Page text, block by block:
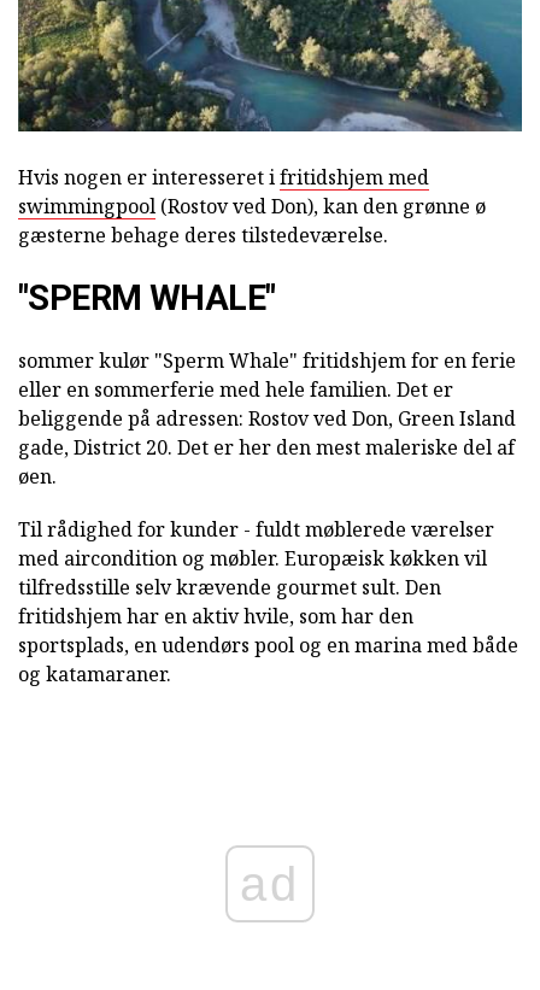
Hvis nogen er interesseret ifritidshjem med
swimmingpool (Rostov ved Don), kan den grønne ø
gæsterne behage deres tilstedeværelse.
"SPERM WHALE"
sommer kulør "Sperm Whale" fritidshjem for en ferie
eller en sommerferie med hele familien. Det er
beliggende på adressen: Rostov ved Don, Green Island
gade, District 20. Det er her den mest maleriske del af
øen.
Til rådighed for kunder - fuldt møblerede værelser
med aircondition og møbler. Europæisk køkken vil
tilfredsstille selv krævende gourmet sult. Den
fritidshjem har en aktiv hvile, som har den
sportsplads, en udendørs pool og en marina med både
og katamaraner.
ad